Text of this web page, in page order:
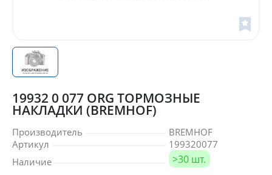
19932 0 077 ORG ТОРМОЗНЫЕ
НАКЛАДКИ (BREMHOF)
Производитель
BREMHOF
Артикул
199320077
Наличие
>30 шт.